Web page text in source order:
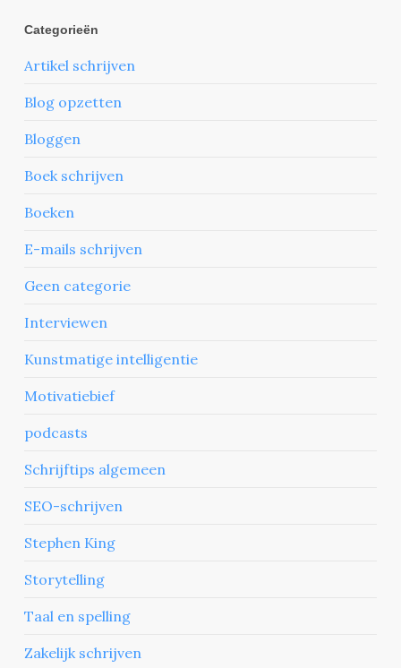
Categorieën
Artikel schrijven
Blog opzetten
Bloggen
Boek schrijven
Boeken
E-mails schrijven
Geen categorie
Interviewen
Kunstmatige intelligentie
Motivatiebief
podcasts
Schrijftips algemeen
SEO-schrijven
Stephen King
Storytelling
Taal en spelling
Zakelijk schrijven